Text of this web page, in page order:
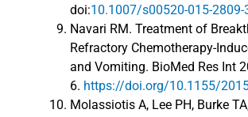
doi:10.1007/s00520-015-2809-
Navari RM. Treatment of
Refractory Chemotherapy-
and Vomiting. BioMed Res Int
6. https://doi.org/10.1155/
Molassiotis A, Lee PH, Burke